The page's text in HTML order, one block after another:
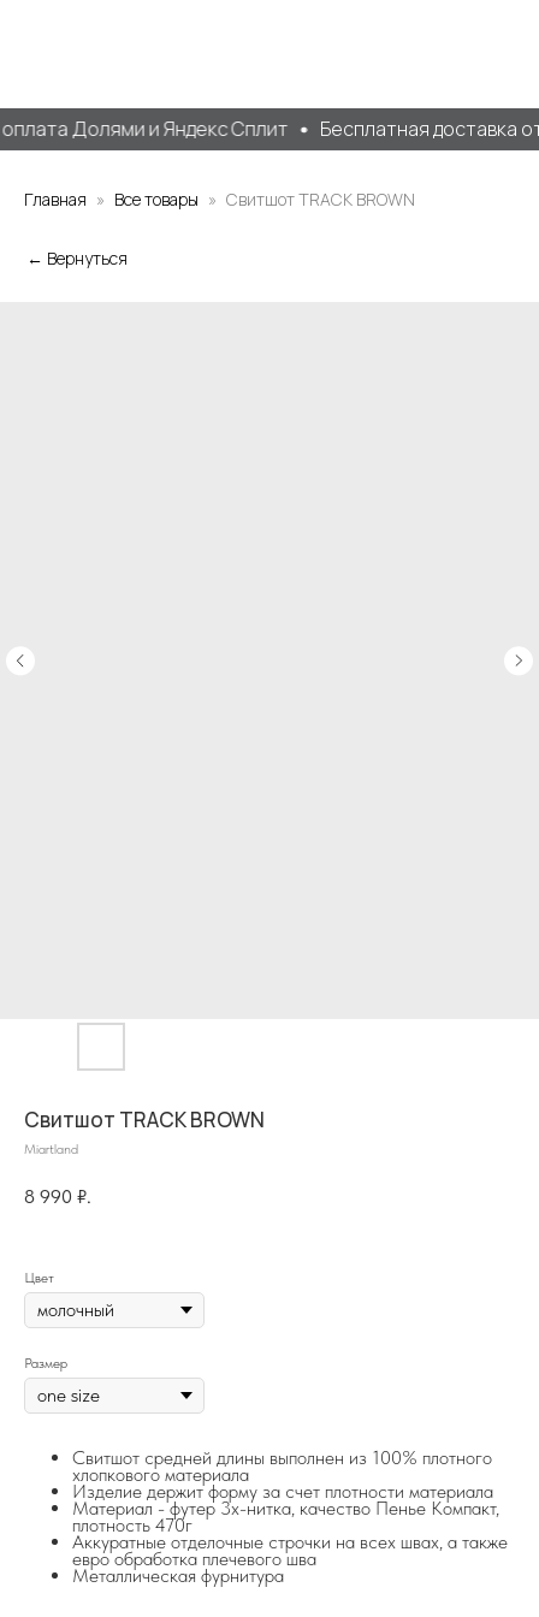
Долями и Яндекс Сплит Бесплатная доставка
Главная Все товары Свитшот TRACK BROWN
← Вернуться
Свитшот TRACK BROWN
Miartland
8 990 ₽.
Размер
Цвет
Свитшот средней длины выполнен из 100% плотного
хлопкового материала
Изделие держит форму за счет плотности материала
Материал - футер 3х-нитка, качество Пенье Компакт,
плотность 470г
Аккуратные отделочные строчки на всех швах, а также
евро обработка плечевого шва
Металлическая фурнитура
на главную
info@frwl.store
+7 919 690-30-30